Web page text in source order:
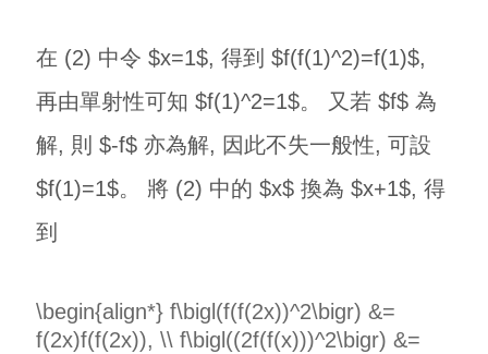
在 (2) 中令 $x=1$, 得到 $f(f(1)^2)=f(1)$,
再由單射性可知 $f(1)^2=1$。 又若 $f$ 為
解, 則 $-f$ 亦為解, 因此不失一般性, 可設
$f(1)=1$。 將 (2) 中的 $x$ 換為 $x+1$, 得
到
\begin{align*} f\bigl(f(f(2x))^2\bigr) &=
f(2x)f(f(2x)), \\ f\bigl((2f(f(x)))^2\bigr) &=